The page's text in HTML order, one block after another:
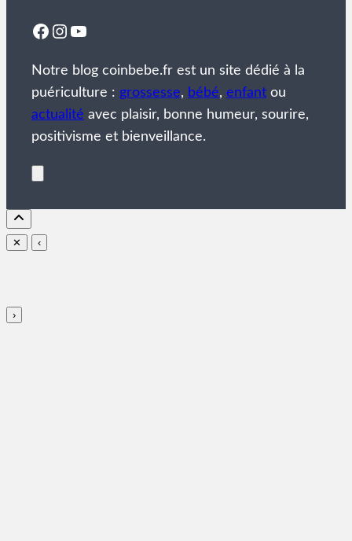
Facebook
Instagram
YouTube
Notre blog coinbebe.fr est un site dédié à la
puériculture : grossesse, bébé, enfant ou
actualité avec plaisir, bonne humeur, sourire,
positivisme et bienveillance.
✕ ‹
›